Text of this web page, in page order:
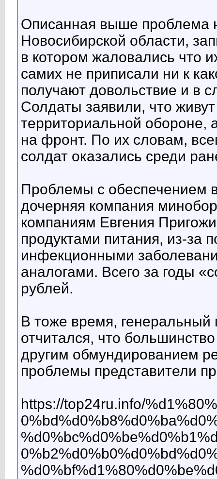
Описанная выше проблема
Новосибирской области,
в котором жаловались что
самих не приписали ни к
получают довольствие и в
Солдаты заявили, что
территориальной обороне,
на фронт. По их словам,
солдат оказались среди
Проблемы с обеспечением
дочерняя компания
компаниям Евгения
продуктами питания, из-за
инфекционными
аналогами. Всего за годы
рублей.
В тоже время,
отчитался, что
другим обмундированием
проблемы представители
https://top24ru.info/